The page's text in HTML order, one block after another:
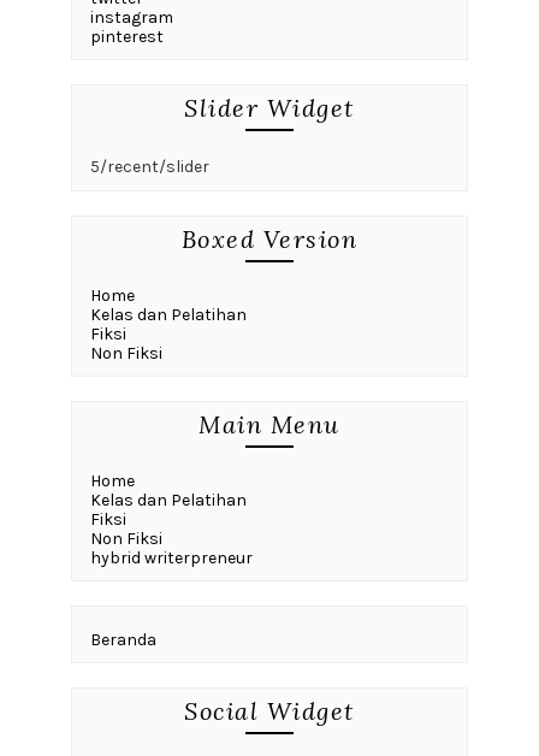
instagram
pinterest
Slider Widget
5/recent/slider
Boxed Version
Home
Kelas dan Pelatihan
Fiksi
Non Fiksi
Main Menu
Home
Kelas dan Pelatihan
Fiksi
Non Fiksi
hybrid writerpreneur
Beranda
Social Widget